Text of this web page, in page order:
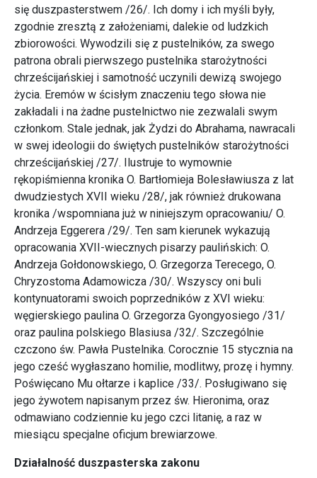
się duszpasterstwem /26/. Ich domy i ich myśli były,
zgodnie zresztą z założeniami, dalekie od ludzkich
zbiorowości. Wywodzili się z pustelników, za swego
patrona obrali pierwszego pustelnika starożytności
chrześcijańskiej i samotność uczynili dewizą swojego
życia. Eremów w ścisłym znaczeniu tego słowa nie
zakładali i na żadne pustelnictwo nie zezwalali swym
członkom. Stale jednak, jak Żydzi do Abrahama, nawracali
w swej ideologii do świętych pustelników starożytności
chrześcijańskiej /27/. Ilustruje to wymownie
rękopiśmienna kronika O. Bartłomieja Bolesławiusza z lat
dwudziestych XVII wieku /28/, jak również drukowana
kronika /wspomniana już w niniejszym opracowaniu/ O.
Andrzeja Eggerera /29/. Ten sam kierunek wykazują
opracowania XVII-wiecznych pisarzy paulińskich: O.
Andrzeja Gołdonowskiego, O. Grzegorza Terecego, O.
Chryzostoma Adamowicza /30/. Wszyscy oni buli
kontynuatorami swoich poprzedników z XVI wieku:
węgierskiego paulina O. Grzegorza Gyongyosiego /31/
oraz paulina polskiego Blasiusa /32/. Szczególnie
czczono św. Pawła Pustelnika. Corocznie 15 stycznia na
jego cześć wygłaszano homilie, modlitwy, prozę i hymny.
Poświęcano Mu ołtarze i kaplice /33/. Posługiwano się
jego żywotem napisanym przez św. Hieronima, oraz
odmawiano codziennie ku jego czci litanię, a raz w
miesiącu specjalne oficjum brewiarzowe.
Działalność duszpasterska zakonu